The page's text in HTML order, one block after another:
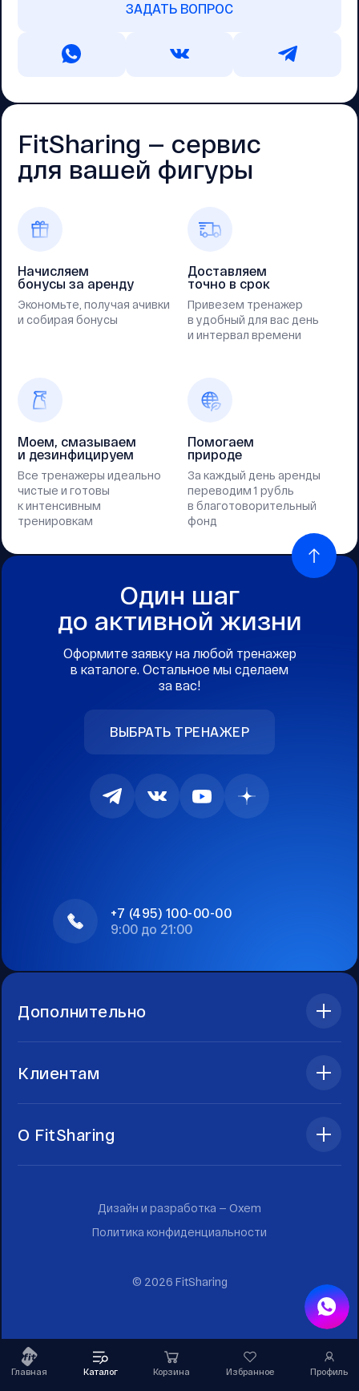
Главная Каталог Корзина Избранное Профиль
ЗАДАТЬ ВОПРОС
FitSharing — cервис
для вашей фигуры
Начисляем
бонусы за аренду
Экономьте, получая ачивки
и собирая бонусы
Доставляем
точно в срок
Привезем тренажер
в удобный для вас день
и интервал времени
Моем, смазываем
и дезинфицируем
Все тренажеры идеально
чистые и готовы
к интенсивным
тренировкам
Помогаем
природе
За каждый день аренды
переводим 1 рубль
в благотоворительный
фонд
Один шаг
до активной жизни
Оформите заявку на любой тренажер
в каталоге. Остальное мы сделаем
за вас!
ВЫБРАТЬ ТРЕНАЖЕР
+7 (495) 100-00-00
9:00 до 21:00
Дополнительно
Клиентам
О FitSharing
© 2026 FitSharing
Политика конфиденциальности
Дизайн и разработка — Oxem